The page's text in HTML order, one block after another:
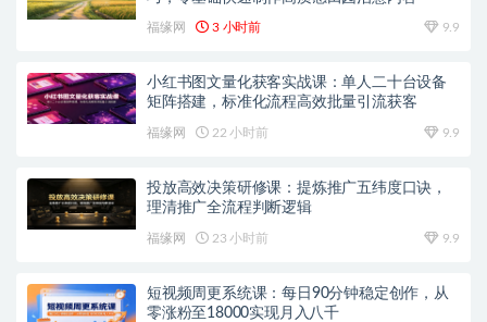
福缘网 3 小时前 9.9
小红书图文量化获客实战课：单人二十台设备
矩阵搭建，标准化流程高效批量引流获客
福缘网 22 小时前 9.9
投放高效决策研修课：提炼推广五纬度口诀，
理清推广全流程判断逻辑
福缘网 23 小时前 9.9
短视频周更系统课：每日90分钟稳定创作，从
零涨粉至18000实现月入八千